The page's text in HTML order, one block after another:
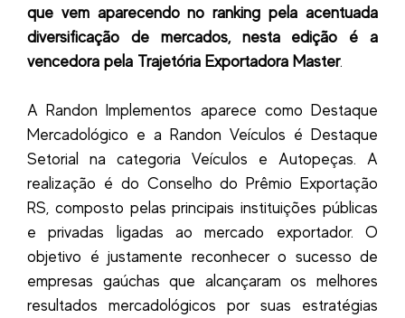
que vem aparecendo no ranking pela acentuada
diversificação de mercados, nesta edição é a
vencedora pela Trajetória Exportadora Master.
A Randon Implementos aparece como Destaque
Mercadológico e a Randon Veículos é Destaque
Setorial na categoria Veículos e Autopeças. A
realização é do Conselho do Prêmio Exportação
RS, composto pelas principais instituições públicas
e privadas ligadas ao mercado exportador. O
objetivo é justamente reconhecer o sucesso de
empresas gaúchas que alcançaram os melhores
resultados mercadológicos por suas estratégias